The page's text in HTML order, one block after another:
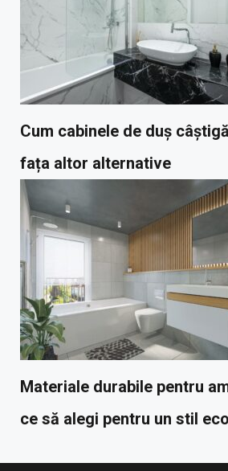
Cum cabinele de duș
fața altor alternative
Materiale durabile pentru
ce să alegi pentru un stil